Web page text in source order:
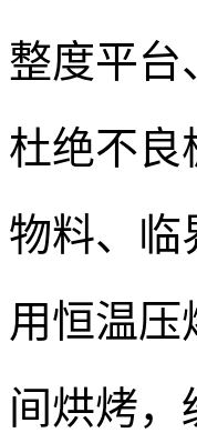
整度平台
杜绝不良
物料、临
用恒温压
间烘烤，